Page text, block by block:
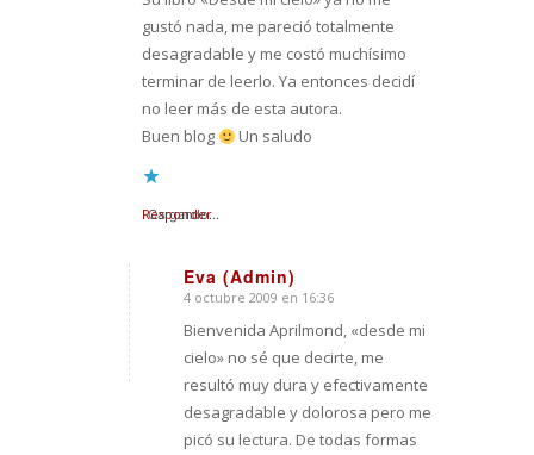
gustó nada, me pareció totalmente
desagradable y me costó muchísimo
terminar de leerlo. Ya entonces decidí
no leer más de esta autora.
Buen blog
Un saludo
Cargando...
Responder
Eva (Admin)
Dice:
4 octubre 2009 en 16:36
Bienvenida Aprilmond, «desde mi
cielo» no sé que decirte, me
resultó muy dura y efectivamente
desagradable y dolorosa pero me
picó su lectura. De todas formas